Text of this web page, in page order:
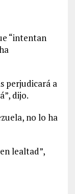
“intentan
perjudicará a
dijo.
no lo ha
lealtad”,